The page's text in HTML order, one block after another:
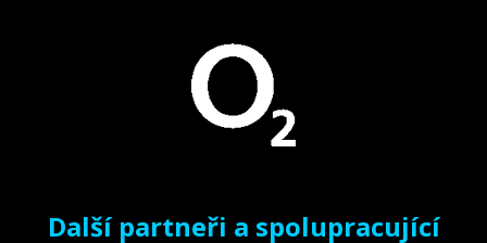
Další partneři a spolupracující